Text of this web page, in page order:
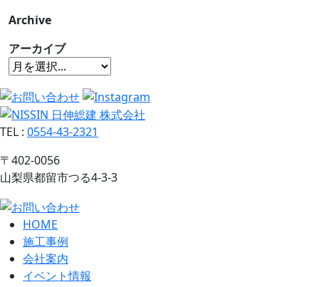
Archive
アーカイブ
TEL : 0554-43-2321
〒402-0056
山梨県都留市つる4-3-3
HOME
施工事例
会社案内
イベント情報